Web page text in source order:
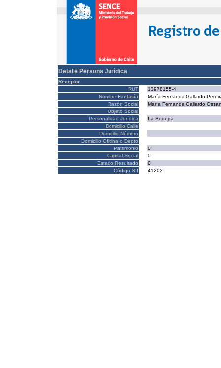
Detalle Persona Jurídica
Receptor
RUT
13978155-4
Nombre Fantasía
María Fernanda Gallardo
Razón Social
María Fernanda Gallardo
Objeto Social
Personalidad Jurídica
La Bodega
Domicilio Calle
Domicilio Número
Domicilio Oficina o Depto
Patrimonio
0
Capital Social
0
Estado Resultado
0
Código SII
41202